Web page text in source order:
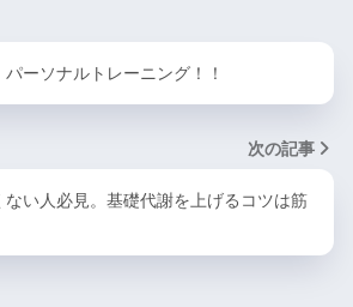
ーソナルトレーニング！！
次の記事
い人必見。基礎代謝を上げるコツは筋